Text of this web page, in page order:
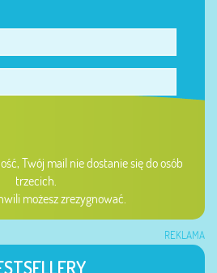
Twój mail nie dostanie się do osób
trzecich.
możesz zrezygnować.
REKLAMA